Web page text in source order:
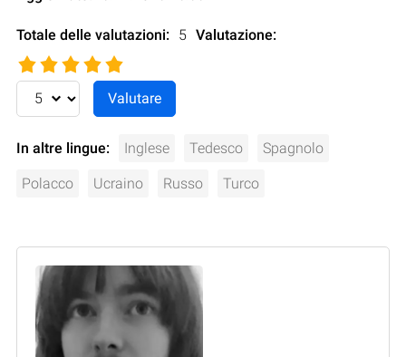
Totale delle valutazioni: 5 Valutazione:
In altre lingue: Inglese Tedesco Spagnolo
Polacco Ucraino Russo Turco